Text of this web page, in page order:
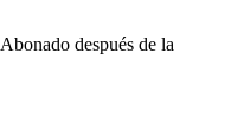
Abonado después de la